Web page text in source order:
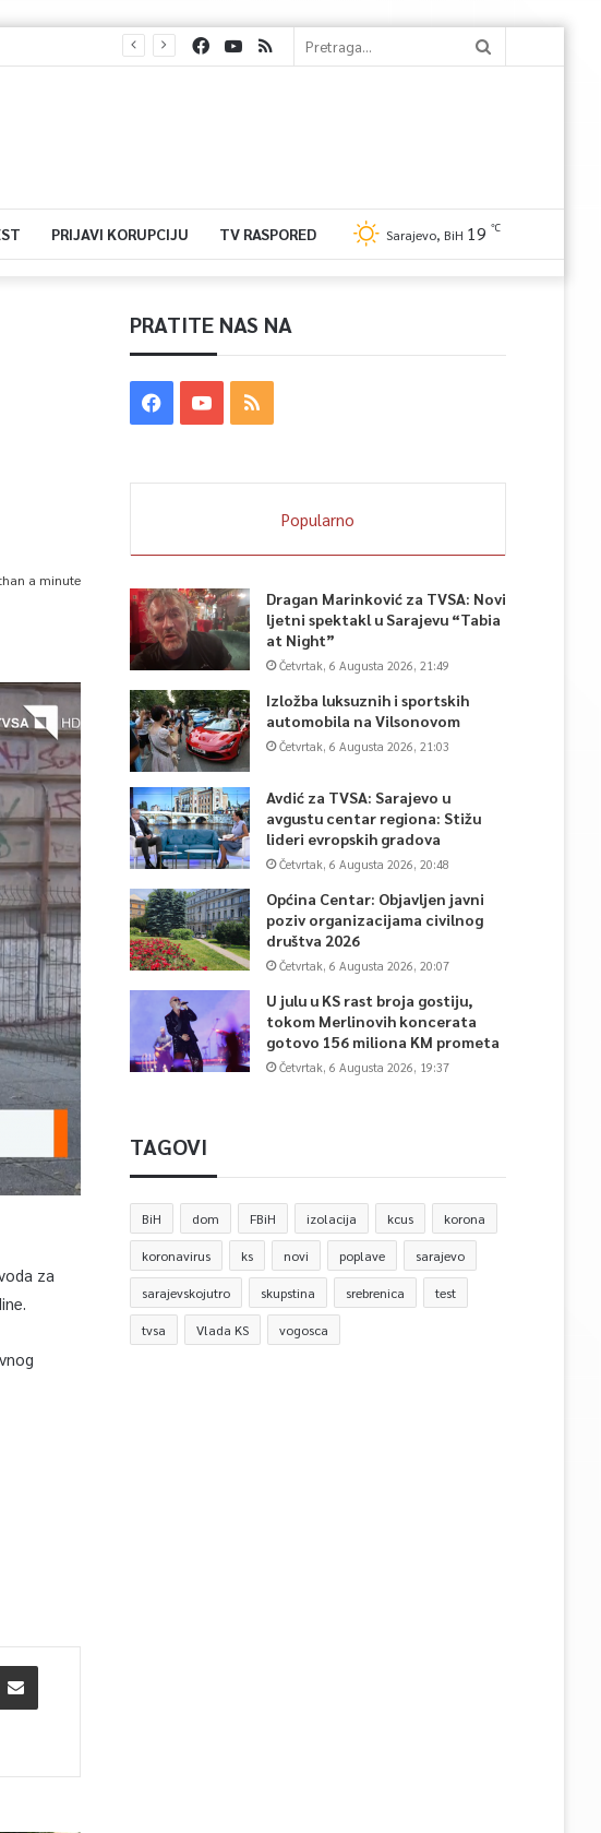
PRIJAVI KORUPCIJU TV RASPORED Sarajevo, BiH 19 ℃
a minute
za
PRATITE NAS NA
Popularno
Dragan Marinković za TVSA: Novi
ljetni spektakl u Sarajevu “Tabia
at Night”
Četvrtak, 6 Augusta 2026, 21:49
Izložba luksuznih i sportskih
automobila na Vilsonovom
Četvrtak, 6 Augusta 2026, 21:03
Avdić za TVSA: Sarajevo u
avgustu centar regiona: Stižu
lideri evropskih gradova
Četvrtak, 6 Augusta 2026, 20:48
Općina Centar: Objavljen javni
poziv organizacijama civilnog
društva 2026
Četvrtak, 6 Augusta 2026, 20:07
U julu u KS rast broja gostiju,
tokom Merlinovih koncerata
gotovo 156 miliona KM prometa
Četvrtak, 6 Augusta 2026, 19:37
TAGOVI
BiH dom FBiH izolacija kcus korona
koronavirus ks novi poplave sarajevo
sarajevskojutro skupstina srebrenica test
tvsa Vlada KS vogosca